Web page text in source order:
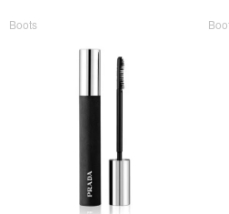
Boots